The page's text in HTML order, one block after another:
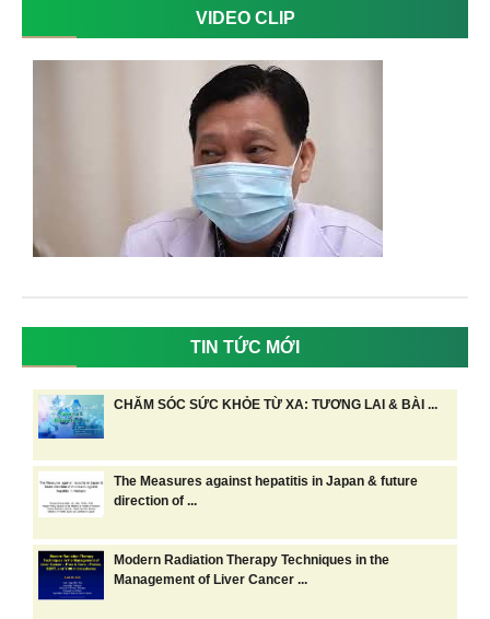
VIDEO CLIP
TIN TỨC MỚI
CHĂM SÓC SỨC KHỎE TỪ XA: TƯƠNG LAI & BÀI ...
The Measures against hepatitis in Japan & future
direction of ...
Modern Radiation Therapy Techniques in the
Management of Liver Cancer ...